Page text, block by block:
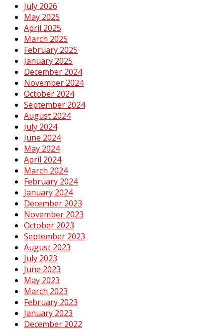
July 2026
May 2025
April 2025
March 2025
February 2025
January 2025
December 2024
November 2024
October 2024
September 2024
August 2024
July 2024
June 2024
May 2024
April 2024
March 2024
February 2024
January 2024
December 2023
November 2023
October 2023
September 2023
August 2023
July 2023
June 2023
May 2023
March 2023
February 2023
January 2023
December 2022